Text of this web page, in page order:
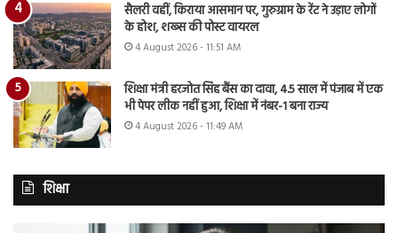
सैलरी वहीं, किराया आसमान पर, गुरुग्राम के रेंट ने उड़ाए लोगों
के होश, शख्स की पोस्ट वायरल
4 August 2026 - 11:51 AM
शिक्षा मंत्री हरजोत सिंह बैंस का दावा, 4.5 साल में पंजाब में एक
भी पेपर लीक नहीं हुआ, शिक्षा में नंबर-1 बना राज्य
4 August 2026 - 11:49 AM
शिक्षा